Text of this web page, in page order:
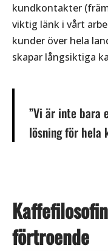
kundkontakter
viktig länk i vårt
kunder över hela
skapar långsiktiga
”Vi är inte bara
lösning för hela
förtroende